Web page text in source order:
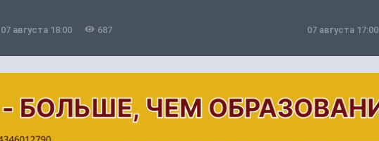
07 августа 18:00 687 07 августа 17:00